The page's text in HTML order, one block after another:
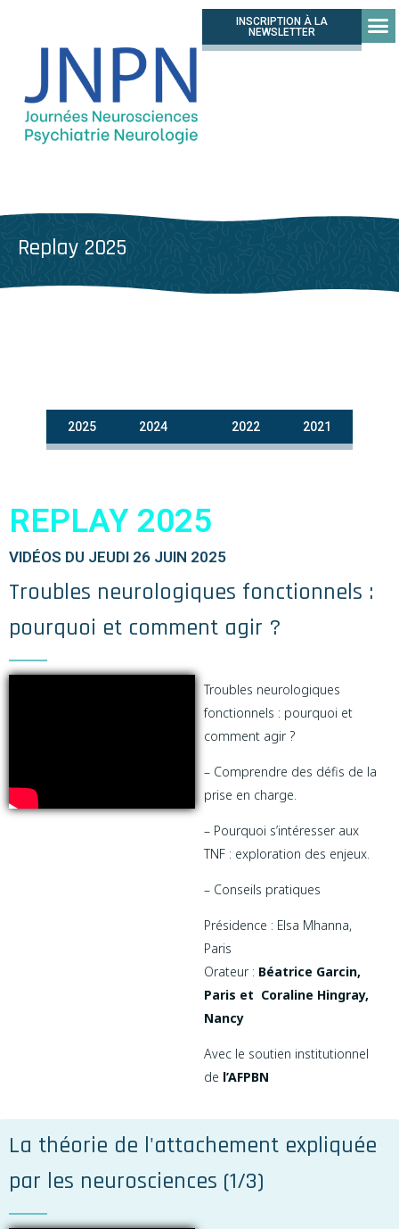
INSCRIPTION À LA
NEWSLETTER
Replay 2025
2025 2024 20232022 2021
REPLAY 2025
VIDÉOS DU JEUDI 26 JUIN 2025
Troubles neurologiques fonctionnels :
pourquoi et comment agir ? ​
Troubles neurologiques
fonctionnels : pourquoi et
comment agir ?
– Comprendre des défis de la
prise en charge.
– Pourquoi s’intéresser aux
TNF : exploration des enjeux.
– Conseils pratiques
Présidence : Elsa Mhanna,
Paris
Orateur : Béatrice Garcin,
Paris et Coraline Hingray,
Nancy
Avec le soutien institutionnel
de l’AFPBN
La théorie de l'attachement expliquée
par les neurosciences (1/3)